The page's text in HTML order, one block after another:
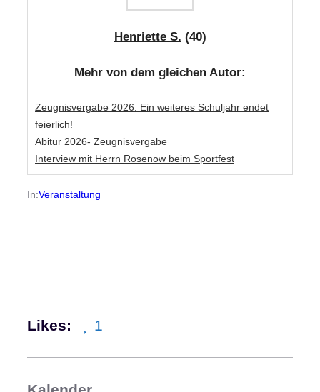
Henriette S. (40)
Mehr von dem gleichen Autor:
Zeugnisvergabe 2026: Ein weiteres Schuljahr endet
feierlich!
Abitur 2026- Zeugnisvergabe
Interview mit Herrn Rosenow beim Sportfest
In:Veranstaltung
Likes: 1